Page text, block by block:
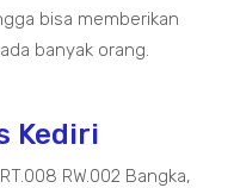
bisa memberikan
banyak orang.
Kediri
RW.002 Bangka,